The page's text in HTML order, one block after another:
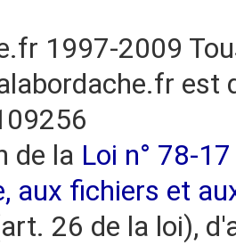
1997-2009
est
de la Loi n° 78-
aux fichiers et
26 de la loi),